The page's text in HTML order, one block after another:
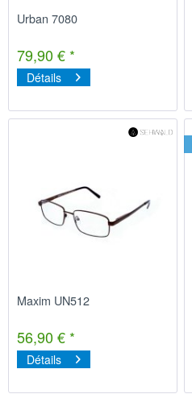
Urban 7080
79,90 € *
Détails
Maxim UN512
56,90 € *
Détails